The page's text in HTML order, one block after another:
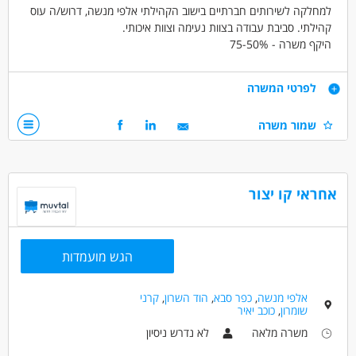
למחלקה לשירותים חברתיים בישוב הקהילתי אלפי מנשה, דרוש/ה עוס
קהילתי. סביבת עבודה בצוות נעימה וצוות איכותי.
היקף משרה - 50%-75
לפרטים נוספים
דרישות
תואר ראשון בעבודה סוציאלית או סטודנט לעבודה סוציאלית בשנה
ג.
דרושים בתחום
מדעי החברה - עבודה סוציאלית ורווחה
סטודנטים
אקדמאים ללא נסיון
לפרטי המשרה
שמור משרה
אחראי קו יצור
הגש מועמדות
אלפי מנשה,כפר סבא, הוד השרון,קרני
שומרון,כוכב יאיר
משרה מלאה
לא נדרש ניסיון